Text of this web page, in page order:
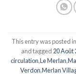
This entry was posted in
and tagged 20 Août
circulation,Le Merlan,
Verdon,Merlan